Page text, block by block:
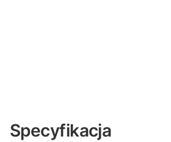
Specyfikacja